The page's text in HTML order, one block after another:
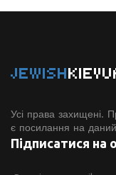
JEWISH
Усі права захищені.
є посилання на
Підписатися на